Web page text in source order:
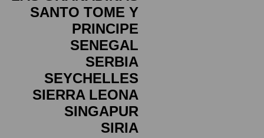
SANTO TOME Y
PRINCIPE
SENEGAL
SERBIA
SEYCHELLES
SIERRA LEONA
SINGAPUR
SIRIA